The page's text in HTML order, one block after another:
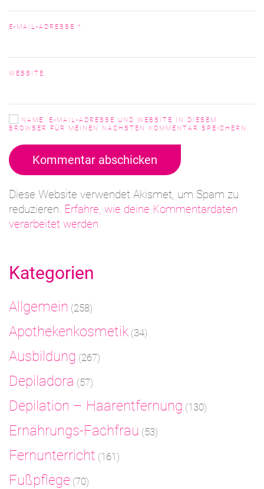
E-MAIL-ADRESSE *
WEBSITE
NAME, E-MAIL-ADRESSE UND WEBSITE IN DIESEM
BROWSER FÜR MEINEN NÄCHSTEN KOMMENTAR SPEICHERN.
Kommentar abschicken
Diese Website verwendet Akismet, um Spam zu
reduzieren. Erfahre, wie deine Kommentardaten
verarbeitet werden.
Kategorien
Allgemein (258)
Apothekenkosmetik (34)
Ausbildung (267)
Depiladora (57)
Depilation – Haarentfernung (130)
Ernährungs-Fachfrau (53)
Fernunterricht (161)
Fußpflege (70)